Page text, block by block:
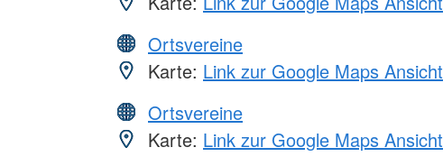
Ortsvereine
Karte: Link zur Google Maps Ansicht
Ortsvereine
Karte: Link zur Google Maps Ansicht